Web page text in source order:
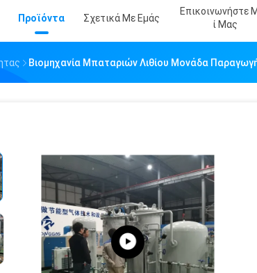
Προϊόντα Σχετικά Με Εμάς
Επικοινωνήστε
Ί Μας
Βιομηχανία Μπαταριών Λιθίου Μονάδα